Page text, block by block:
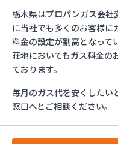
フジオックス株式会
マイシティプロパンガ
ミライフ株式会社
烏山プロパン株式会
烏山通運株式会社プ
益田屋プロパン有限
横川食販株式会社 一
横川食販株式会社一
河原実業株式会社
栃木県はプロパンガス会社
に当社でも多くのお客様に
料金の設定が割高となって
荘地においてもガス料金の
ております。
毎月のガス代を安くしたい
窓口へとご相談ください。